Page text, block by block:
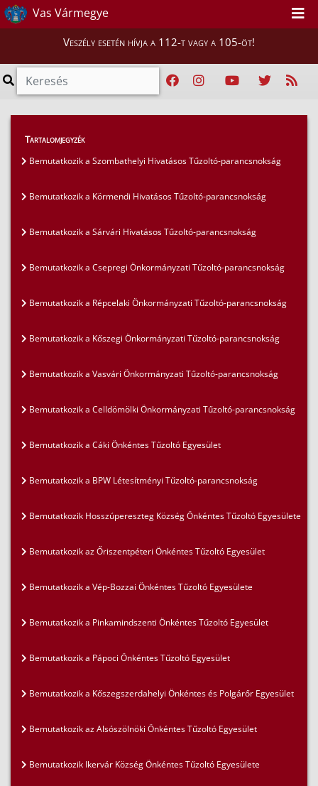
Vas Vármegye
Veszély esetén hívja a 112-t vagy a 105-öt!
Híreink > Mi vigyázunk rátok, Vasiak!
Bemutatkozik a Peresznyei Önkéntes Tűzoltó
Tartalomjegyzék
Bemutatkozik a Szombathelyi Hivatásos Tűzoltó-parancsnokság
Bemutatkozik a Körmendi Hivatásos Tűzoltó-parancsnokság
Bemutatkozik a Sárvári Hivatásos Tűzoltó-parancsnokság
Bemutatkozik a Csepregi Önkormányzati Tűzoltó-parancsnokság
Bemutatkozik a Répcelaki Önkormányzati Tűzoltó-parancsnokság
Bemutatkozik a Kőszegi Önkormányzati Tűzoltó-parancsnokság
Bemutatkozik a Vasvári Önkormányzati Tűzoltó-parancsnokság
Bemutatkozik a Celldömölki Önkormányzati Tűzoltó-parancsnokság
Bemutatkozik a Cáki Önkéntes Tűzoltó Egyesület
Bemutatkozik a BPW Létesítményi Tűzoltó-parancsnokság
Bemutatkozik Hosszúpereszteg Község Önkéntes Tűzoltó Egyesülete
Bemutatkozik az Őriszentpéteri Önkéntes Tűzoltó Egyesület
Bemutatkozik a Vép-Bozzai Önkéntes Tűzoltó Egyesülete
Bemutatkozik a Pinkamindszenti Önkéntes Tűzoltó Egyesület
Bemutatkozik a Pápoci Önkéntes Tűzoltó Egyesület
Bemutatkozik a Kőszegszerdahelyi Önkéntes és Polgárőr Egyesület
Bemutatkozik az Alsószölnöki Önkéntes Tűzoltó Egyesület
Bemutatkozik Ikervár Község Önkéntes Tűzoltó Egyesülete